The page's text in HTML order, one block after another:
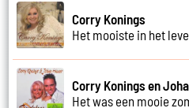
Corry Konings
Het mooiste in het
Corry Konings en
Het was een mooie